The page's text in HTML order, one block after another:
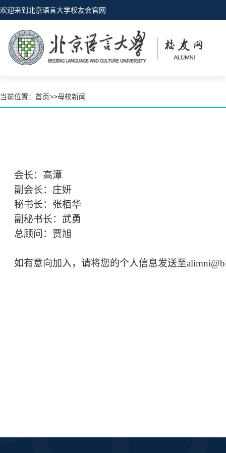
欢迎来到北京语言大学校友会官网
当前位置： 首页>>母校新闻
会长：高潭
副会长：庄妍
秘书长：张栢华
副秘书长：武勇
总顾问：贾旭
如有意向加入，请将您的个人信息发送至